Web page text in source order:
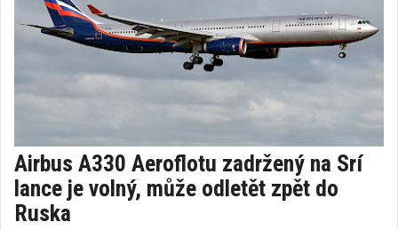
Airbus A330 Aeroflotu zadržený na Srí
lance je volný, může odletět zpět do
Ruska